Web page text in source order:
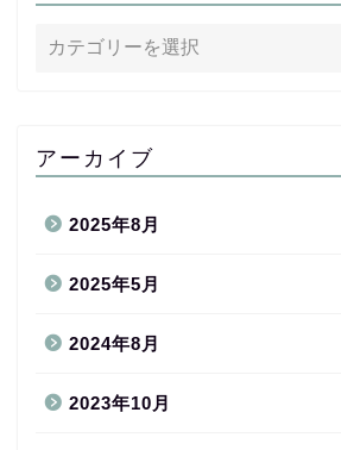
アーカイブ
2025年8月
2025年5月
2024年8月
2023年10月